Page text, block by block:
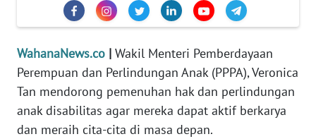
WahanaNews.co | Wakil Menteri Pemberdayaan
Perempuan dan Perlindungan Anak (PPPA), Veronica
Tan mendorong pemenuhan hak dan perlindungan
anak disabilitas agar mereka dapat aktif berkarya
dan meraih cita-cita di masa depan.
EDITORIAL
Informasi
INDEKS